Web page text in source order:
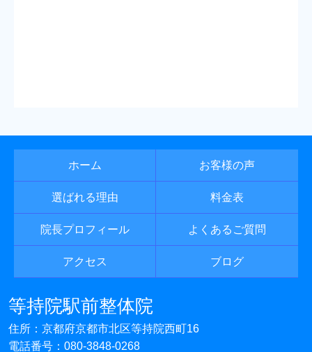
ホーム お客様の声
選ばれる理由 料金表
院長プロフィール よくあるご質問
アクセス ブログ
等持院駅前整体院
住所：京都府京都市北区等持院西町16
電話番号： 080-3848-0268